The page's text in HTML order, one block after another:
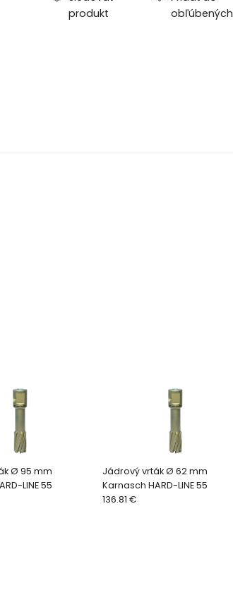
produkt
obľúbených
Ø 95 mm
LINE 55
Jádrový vrták Ø 62 mm
Karnasch HARD-LINE 55
136.81 €